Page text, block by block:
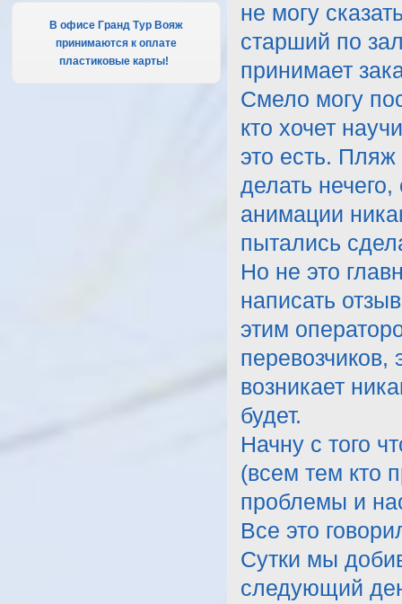
В офисе Гранд Тур Вояж
принимаются к оплате
пластиковые карты!
не могу
старший по
принимает
Смело могу
кто хочет
это есть.
делать
анимации
пытались
Но не это
написать
этим
возникает
будет.
Начну с того
(всем тем кто
проблемы и
Все это
Сутки мы
следующий